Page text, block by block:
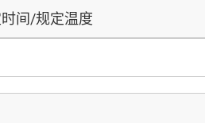
间/规定温度